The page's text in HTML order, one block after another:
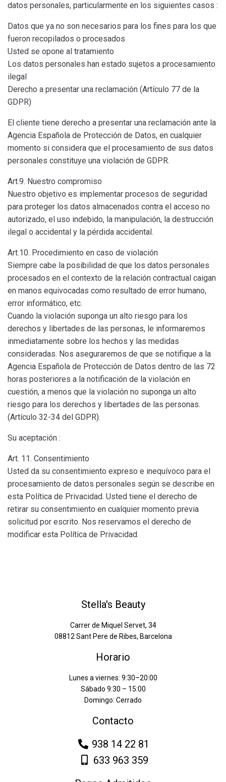
datos personales, particularmente en los siguientes casos :
Datos que ya no son necesarios para los fines para los que
fueron recopilados o procesados
Usted se opone al tratamiento
Los datos personales han estado sujetos a procesamiento
ilegal
Derecho a presentar una reclamación (Artículo 77 de la
GDPR)
El cliente tiene derecho a presentar una reclamación ante la
Agencia Española de Protección de Datos, en cualquier
momento si considera que el procesamiento de sus datos
personales constituye una violación de GDPR.
Art.9. Nuestro compromiso
Nuestro objetivo es implementar procesos de seguridad
para proteger los datos almacenados contra el acceso no
autorizado, el uso indebido, la manipulación, la destrucción
ilegal o accidental y la pérdida accidental.
Art.10. Procedimiento en caso de violación
Siempre cabe la posibilidad de que los datos personales
procesados en el contexto de la relación contractual caigan
en manos equivocadas como resultado de error humano,
error informático, etc.
Cuando la violación suponga un alto riesgo para los
derechos y libertades de las personas, le informaremos
inmediatamente sobre los hechos y las medidas
consideradas. Nos aseguraremos de que se notifique a la
Agencia Española de Protección de Datos dentro de las 72
horas posteriores a la notificación de la violación en
cuestión, a menos que la violación no suponga un alto
riesgo para los derechos y libertades de las personas.
(Artículo 32-34 del GDPR).
Su aceptación :
Art. 11. Consentimiento
Usted da su consentimiento expreso e inequívoco para el
procesamiento de datos personales según se describe en
esta Política de Privacidad. Usted tiene el derecho de
retirar su consentimiento en cualquier momento previa
solicitud por escrito. Nos reservamos el derecho de
modificar esta Política de Privacidad.
Stella's Beauty
Carrer de Miquel Servet, 34
08812 Sant Pere de Ribes, Barcelona
Horario
Lunes a viernes: 9:30–20:00
Sábado 9:30 – 15:00
Domingo: Cerrado
Contacto
938 14 22 81
633 963 359